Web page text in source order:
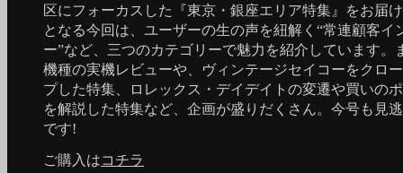
区にフォーカスした『東京・銀座エリア特集』をお届
となる今回は、ユーザーの生の声を紐解く“常連顧客イ
ー”など、三つのカテゴリーで魅力を紹介しています。
機種の実機レビューや、ヴィンテージセイコーをクロ
プした特集、ロレックス・デイデイトの変遷や買いの
を解説した特集など、企画が盛りだくさん。今号も見
です!
ご購入はコチラ